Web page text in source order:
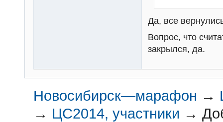
Да, все
Вопрос, что
закрылся, да.
Новосибирск—марафон →
→ ЦС2014, участники →